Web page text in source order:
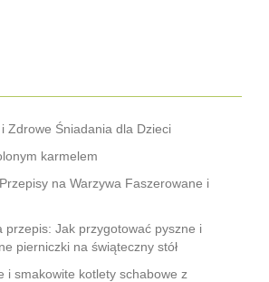
Zdrowe Śniadania dla Dzieci
karmelem
na Warzywa Faszerowane i
przepis: Jak przygotować pyszne i
pierniczki na świąteczny stół
i smakowite kotlety schabowe z